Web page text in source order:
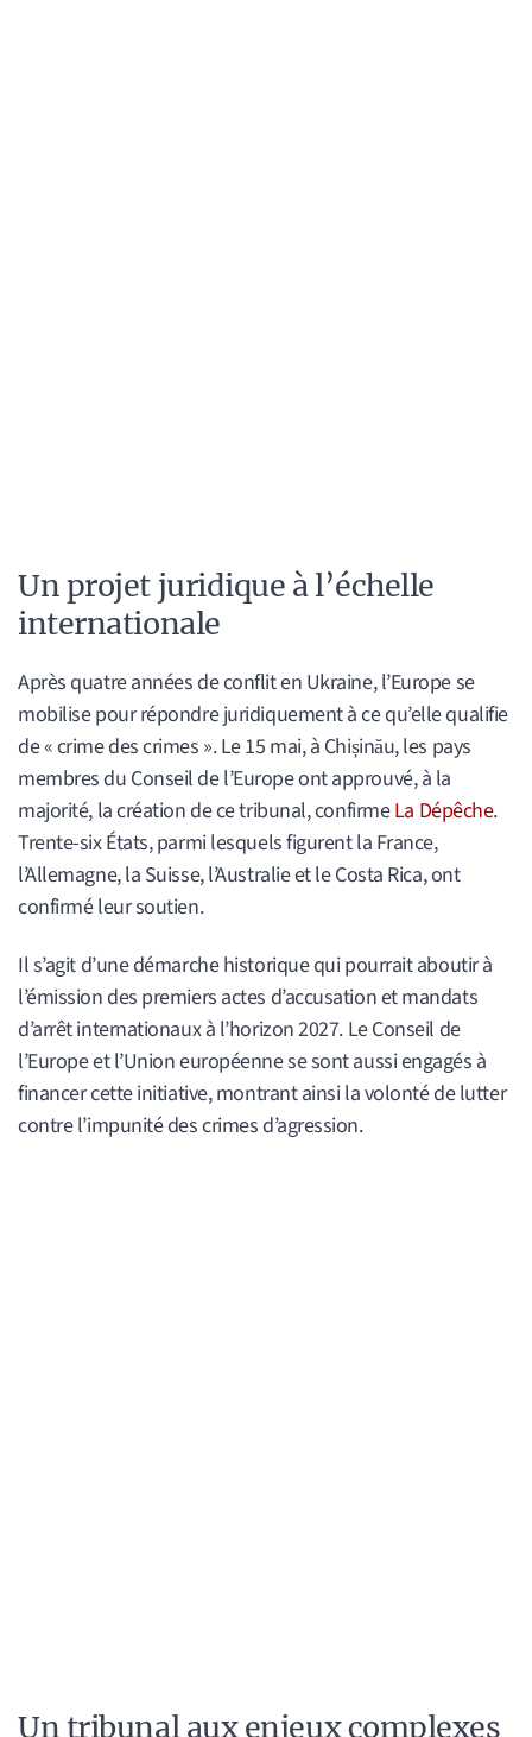
Un projet juridique à l’échelle
internationale
Après quatre années de conflit en Ukraine, l’Europe se
mobilise pour répondre juridiquement à ce qu’elle qualifie
de « crime des crimes ». Le 15 mai, à Chișinău, les pays
membres du Conseil de l’Europe ont approuvé, à la
majorité, la création de ce tribunal, confirmeLa Dépêche.
Trente-six États, parmi lesquels figurent la France,
l’Allemagne, la Suisse, l’Australie et le Costa Rica, ont
confirmé leur soutien.
Il s’agit d’une démarche historique qui pourrait aboutir à
l’émission des premiers actes d’accusation et mandats
d’arrêt internationaux à l’horizon 2027. Le Conseil de
l’Europe et l’Union européenne se sont aussi engagés à
financer cette initiative, montrant ainsi la volonté de lutter
contre l’impunité des crimes d’agression.
Un tribunal aux enjeux complexes